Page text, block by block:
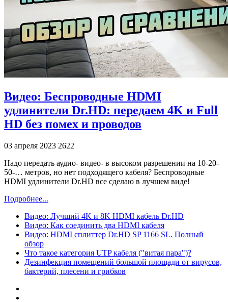
Видео: Беспроводные HDMI
удлинители Dr.HD: передаем 4K и Full
HD без помех и проводов
03 апреля 2023 2622
Надо передать аудио- видео- в высоком разрешении на 10-20-
50-… метров, но нет подходящего кабеля? Беспроводные
HDMI удлинители Dr.HD все сделаю в лучшем виде!
Подробнее...
Видео: Лучший 4K и 8K HDMI кабель Dr.HD
Видео: Как соединить два HDMI кабеля
Видео: HDMI сплиттер Dr.HD SP 1166 SL. Полный
обзор
Что такое категория UTP кабеля ("витая пара")?
Дезинфекция помещений большой площади от вирусов,
бактерий, плесени и грибков